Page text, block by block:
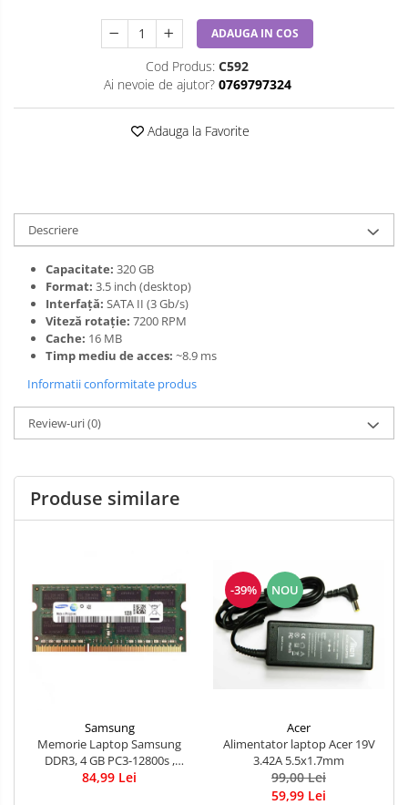
ADAUGA IN COS
Cod Produs: C592
Ai nevoie de ajutor? 0769797324
Adauga la Favorite
Descriere
Capacitate: 320 GB
Format: 3.5 inch (desktop)
Interfață: SATA II (3 Gb/s)
Viteză rotație: 7200 RPM
Cache: 16 MB
Timp mediu de acces: ~8.9 ms
Informatii conformitate produs
Review-uri(0)
Produse similare
Samsung
Memorie Laptop Samsung
DDR3, 4 GB PC3-12800s ,
1600MHz
84,99 Lei
-39% NOU
Acer
Alimentator laptop Acer 19V
3.42A 5.5x1.7mm
99,00 Lei
59,99 Lei